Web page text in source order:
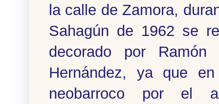
la calle de Zamora,
Sahagún de 1962 se
decorado por
Hernández, ya que
neobarroco por el